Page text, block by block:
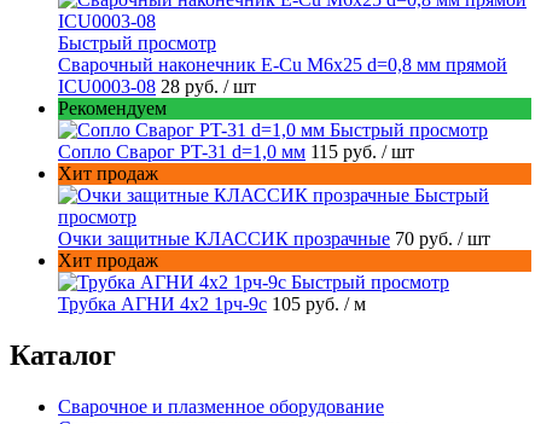
Быстрый просмотр
Сварочный наконечник E-Cu M6x25 d=0,8 мм прямой
ICU0003-08 28 руб. / шт
Рекомендуем
Быстрый просмотр
Сопло Сварог PT-31 d=1,0 мм 115 руб. / шт
Хит продаж
Быстрый
просмотр
Очки защитные КЛАССИК прозрачные 70 руб. / шт
Хит продаж
Быстрый просмотр
Трубка АГНИ 4х2 1рч-9с 105 руб. / м
Каталог
Сварочное и плазменное оборудование